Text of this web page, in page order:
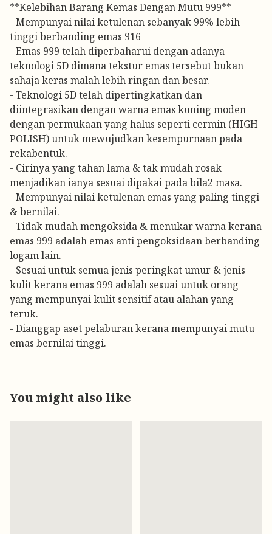
**Kelebihan Barang Kemas Dengan Mutu 999**
- Mempunyai nilai ketulenan sebanyak 99% lebih
tinggi berbanding emas 916
- Emas 999 telah diperbaharui dengan adanya
teknologi 5D dimana tekstur emas tersebut bukan
sahaja keras malah lebih ringan dan besar.
- Teknologi 5D telah dipertingkatkan dan
diintegrasikan dengan warna emas kuning moden
dengan permukaan yang halus seperti cermin (HIGH
POLISH) untuk mewujudkan kesempurnaan pada
rekabentuk.
- Cirinya yang tahan lama & tak mudah rosak
menjadikan ianya sesuai dipakai pada bila2 masa.
- Mempunyai nilai ketulenan emas yang paling tinggi
& bernilai.
- Tidak mudah mengoksida & menukar warna kerana
emas 999 adalah emas anti pengoksidaan berbanding
logam lain.
- Sesuai untuk semua jenis peringkat umur & jenis
kulit kerana emas 999 adalah sesuai untuk orang
yang mempunyai kulit sensitif atau alahan yang
teruk.
- Dianggap aset pelaburan kerana mempunyai mutu
emas bernilai tinggi.
You might also like